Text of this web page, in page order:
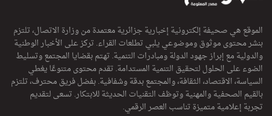
الموقع هي صحيفة إلكترونية إخبارية جزائرية معتمدة من وزارة الاتصال، تلتزم
بنشر محتوى موثوق وموضوعي يلبي تطلعات القراء. تركز على الأخبار الوطنية
والدولية مع إبراز جهود الدولة ومبادرات التنمية. تهتم بقضايا المجتمع وتسليط
الضوء على الحلول لتحقيق التنمية المستدامة. تقدم محتوى متنوعًا يغطي
السياسة، الاقتصاد، الثقافة، والمجتمع بدقة وشفافية. بفضل فريق محترف، تلتزم
بالقيم الصحفية والمهنية وتوظف التقنيات الحديثة للابتكار. تسعى لتقديم
تجربة إعلامية متميزة تناسب العصر الرقمي.